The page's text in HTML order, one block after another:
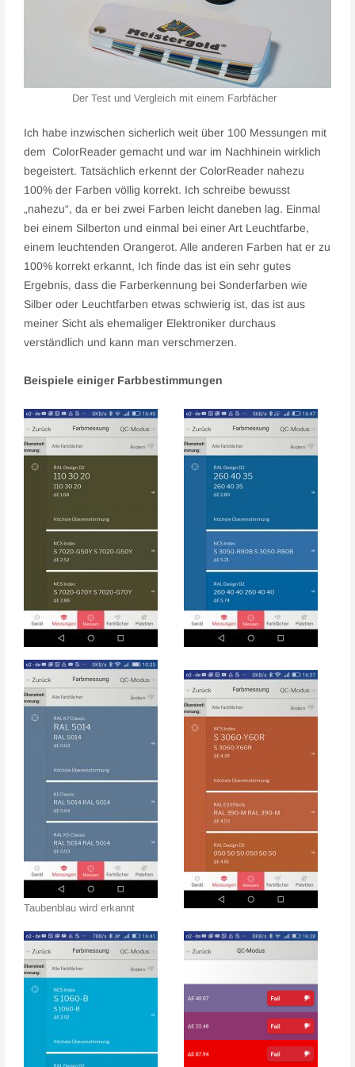
Der Test und Vergleich mit einem Farbfächer
Ich habe inzwischen sicherlich weit über 100 Messungen mit
dem ColorReader gemacht und war im Nachhinein wirklich
begeistert. Tatsächlich erkennt der ColorReader nahezu
100% der Farben völlig korrekt. Ich schreibe bewusst
„nahezu“, da er bei zwei Farben leicht daneben lag. Einmal
bei einem Silberton und einmal bei einer Art Leuchtfarbe,
einem leuchtenden Orangerot. Alle anderen Farben hat er zu
100% korrekt erkannt, Ich finde das ist ein sehr gutes
Ergebnis, dass die Farberkennung bei Sonderfarben wie
Silber oder Leuchtfarben etwas schwierig ist, das ist aus
meiner Sicht als ehemaliger Elektroniker durchaus
verständlich und kann man verschmerzen.
Beispiele einiger Farbbestimmungen
Taubenblau wird erkannt